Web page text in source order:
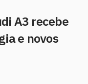
A3 recebe
e novos